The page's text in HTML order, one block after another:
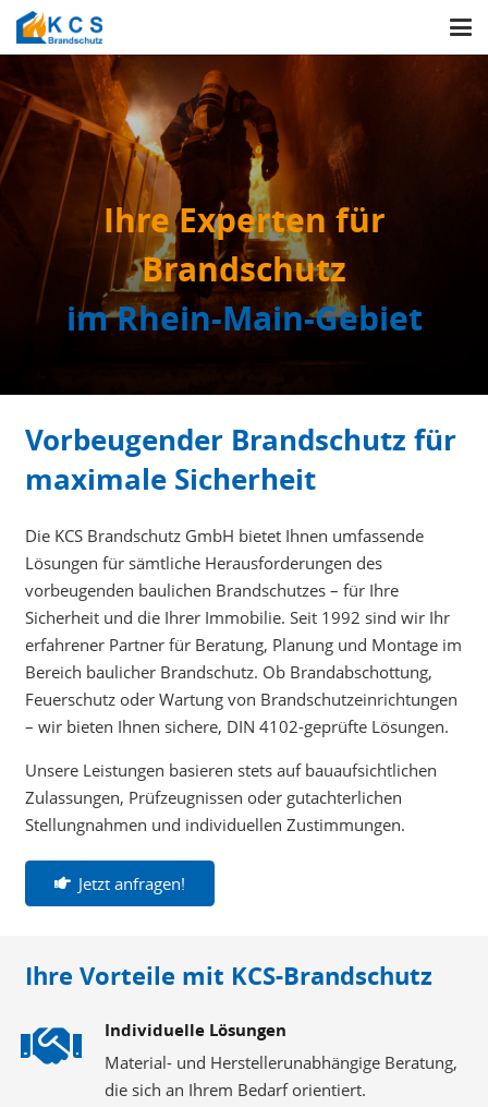
Ihre Experten für
Brandschutz
im Rhein-Main-Gebiet
Vorbeugender Brandschutz für
maximale Sicherheit
Die KCS Brandschutz GmbH bietet Ihnen umfassende
Lösungen für sämtliche Herausforderungen des
vorbeugenden baulichen Brandschutzes – für Ihre
Sicherheit und die Ihrer Immobilie. Seit 1992 sind wir Ihr
erfahrener Partner für Beratung, Planung und Montage im
Bereich baulicher Brandschutz. Ob Brandabschottung,
Feuerschutz oder Wartung von Brandschutzeinrichtungen
– wir bieten Ihnen sichere, DIN 4102-geprüfte Lösungen.
Unsere Leistungen basieren stets auf bauaufsichtlichen
Zulassungen, Prüfzeugnissen oder gutachterlichen
Stellungnahmen und individuellen Zustimmungen.
Jetzt anfragen!
Ihre Vorteile mit KCS-Brandschutz
Individuelle Lösungen
Material- und Herstellerunabhängige Beratung,
die sich an Ihrem Bedarf orientiert.